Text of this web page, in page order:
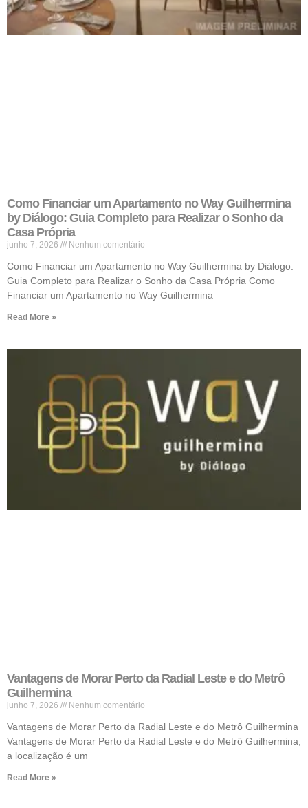
Como Financiar um Apartamento no Way Guilhermina
by Diálogo: Guia Completo para Realizar o Sonho da
Casa Própria
junho 7, 2026 Nenhum comentário
Como Financiar um Apartamento no Way Guilhermina by Diálogo:
Guia Completo para Realizar o Sonho da Casa Própria Como
Financiar um Apartamento no Way Guilhermina
Read More »
Vantagens de Morar Perto da Radial Leste e do Metrô
Guilhermina
junho 7, 2026 Nenhum comentário
Vantagens de Morar Perto da Radial Leste e do Metrô Guilhermina
Vantagens de Morar Perto da Radial Leste e do Metrô Guilhermina,
a localização é um
Read More »